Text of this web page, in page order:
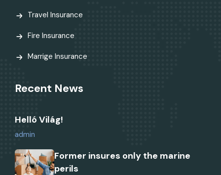
Travel Insurance
Fire Insurance
Marrige Insurance
Recent News
Helló Világ!
admin
Former insures only the marine
perils